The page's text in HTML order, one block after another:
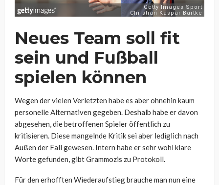
Neues Team soll fit
sein und Fußball
spielen können
Wegen der vielen Verletzten habe es aber ohnehin kaum
personelle Alternativen gegeben. Deshalb habe er davon
abgesehen, die betroffenen Spieler öffentlich zu
kritisieren. Diese mangelnde Kritik sei aber lediglich nach
Außen der Fall gewesen. Intern habe er sehr wohl klare
Worte gefunden, gibt Grammozis zu Protokoll.
Für den erhofften Wiederaufstieg brauche man nun eine